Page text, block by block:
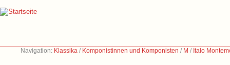
Navigation: Klassika / Komponistinnen und Komponisten / M / Italo